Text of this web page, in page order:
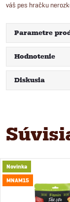
váš pes hračku
Parametre
Hodnotenie
Diskusia
Novinka
MNAM15